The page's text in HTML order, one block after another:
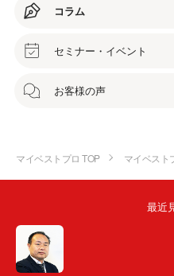
コラム
セミナー・イベント
お客様の声
マイベストプロ TOP マイベスト
最近